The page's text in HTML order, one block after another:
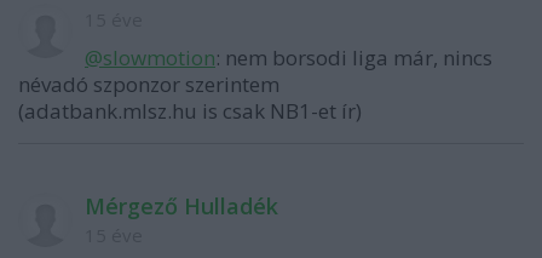
@slowmotion: nem borsodi liga már, nincs
névadó szponzor szerintem
(adatbank.mlsz.hu is csak NB1-et ír)
Mérgező Hulladék